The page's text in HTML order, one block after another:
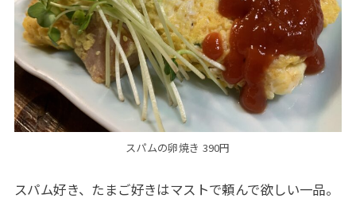
スパムの卵焼き 390円
スパム好き、たまご好きはマストで頼んで欲しい一品。